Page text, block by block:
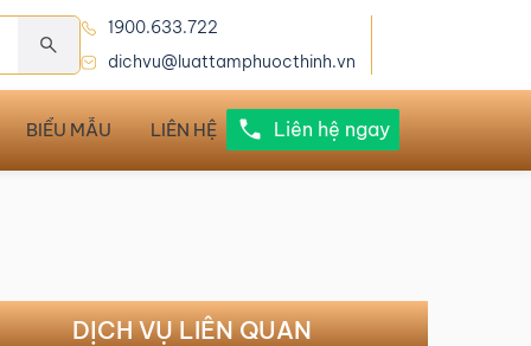
1900.633.722
dichvu@luattamphuocthinh.vn
BIỂU MẪU LIÊN HỆ Liên hệ ngay
DỊCH VỤ LIÊN QUAN